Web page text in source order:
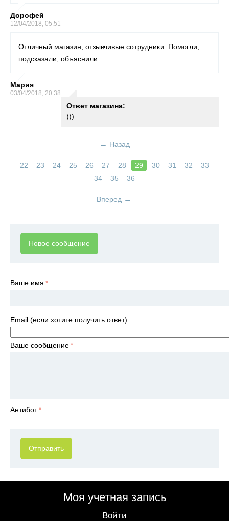
Дорофей
12/04/2018, 05:51
Отличный магазин, отзывчивые сотрудники. Помогли,
подсказали, объяснили.
Мария
03/04/2018, 20:38
Ответ магазина:
)))
Назад
22 23 24 25 26 27 28 29 30 31 32
33
34
35 36
Вперед
Новое сообщение
Ваше имя
Email (если хотите получить ответ)
Ваше сообщение
Антибот
Отправить
Моя учетная запись
Войти